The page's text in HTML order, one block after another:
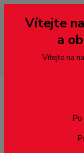
--- pro zákazníky ze
přepněte si e-shop
dobírky – pokud si
domluvě zaslána
případě bude
Vítejte
a
Vítejte na